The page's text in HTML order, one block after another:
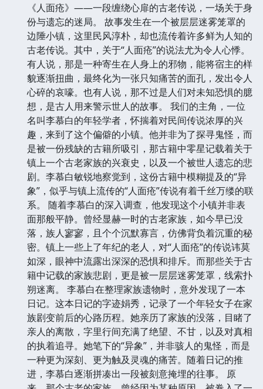
《人面疮》——一段缠绕心扉的古老传说，一场关于身
份与遗忘的迷局。 故事发生在一个被层层迷雾笼罩的
边陲小镇，这里民风淳朴，却也流传着许多鲜为人知的
古老传说。其中，关于“人面疮”的说法尤为令人心悸。
有人说，那是一种寄生在人身上的邪物，能将宿主的样
貌逐渐扭曲，最终化为一张只知痛苦的面孔，发出令人
心碎的哀嚎。也有人说，那不过是人们对未知恐惧的臆
想，是古人用来警示世人的故事。 我们的主角，一位
名叫李慕白的年轻学者，怀揣着对民间传说浓厚的兴
趣，来到了这个偏僻的小镇。他并非为了探寻鬼怪，而
是被一份残缺的古籍所吸引，那古籍中零星记载着关于
镇上一个古老家族的兴衰史，以及一个被世人遗忘的悲
剧。李慕白敏锐地察觉到，这份古籍中模糊提及的“异
象”，似乎与镇上流传的“人面疮”传说有着千丝万缕的联
系。 随着李慕白的深入调查，他发现这个小镇并非表
面那般平静。曾经显赫一时的古老家族，如今早已没
落，族人寥寥，且个个沉默寡言，仿佛背负着沉重的秘
密。镇上一些上了年纪的老人，对“人面疮”的传说讳莫
如深，眼神中流露出深深的恐惧和排斥。而那些关于古
籍中记载的家族悲剧，更是被一层层迷雾笼罩，线索扑
朔迷离。 李慕白在整理家族遗物时，意外发现了一本
日记。这本日记的字迹娟秀，记录了一个年轻女子在家
族剧变前后的心路历程。她亲历了家族的没落，目睹了
亲人的离散，字里行间充满了绝望、不甘，以及对真相
的执着追寻。她笔下的“异象”，并非骇人的鬼怪，而是
一种更为深刻、更为触及灵魂的痛苦。随着日记的推
进，李慕白逐渐拼凑出一段被刻意掩埋的往事。 原